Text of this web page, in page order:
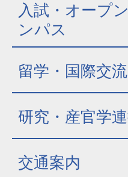
入試・オープ
ンパス
留学・国際交流
研究・産官学
交通案内